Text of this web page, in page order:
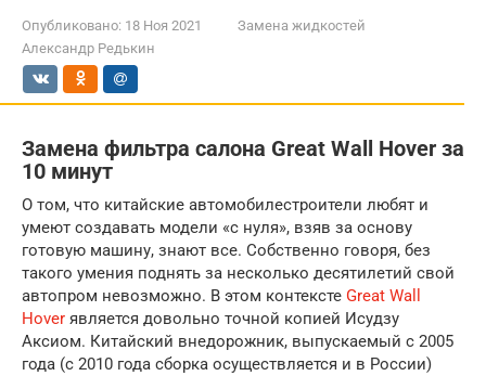
Опубликовано: 18 Ноя 2021
Замена жидкостей
Александр Редькин
Замена фильтра салона Great Wall Hover за
10 минут
О том, что китайские автомобилестроители любят и
умеют создавать модели «с нуля», взяв за основу
готовую машину, знают все. Собственно говоря, без
такого умения поднять за несколько десятилетий свой
автопром невозможно. В этом контексте Great Wall
Hover является довольно точной копией Исудзу
Аксиом. Китайский внедорожник, выпускаемый с 2005
года (с 2010 года сборка осуществляется и в России)